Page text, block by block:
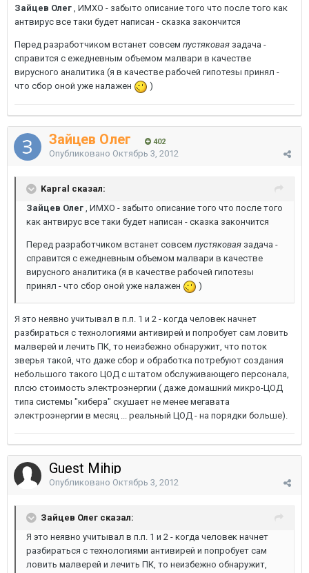
Зайцев Олег , ИМХО - забыто описание того что после того как
антвирус все таки будет написан - сказка закончится
Перед разработчиком встанет совсем пустяковая задача -
справится с ежедневным объемом малвари в качестве
вирусного аналитика (я в качестве рабочей гипотезы принял -
что сбор оной уже налажен
)
Зайцев Олег 402
Опубликовано Октябрь 3, 2012
Kapral сказал:
Зайцев Олег , ИМХО - забыто описание того что после того
как антвирус все таки будет написан - сказка закончится
Перед разработчиком встанет совсем пустяковая задача -
справится с ежедневным объемом малвари в качестве
вирусного аналитика (я в качестве рабочей гипотезы
принял - что сбор оной уже налажен
)
Я это неявно учитывал в п.п. 1 и 2 - когда человек начнет
разбираться с технологиями антивирей и попробует сам ловить
малверей и лечить ПК, то неизбежно обнаружит, что поток
зверья такой, что даже сбор и обработка потребуют создания
небольшого такого ЦОД с штатом обслуживающего персонала,
плсю стоимость электроэнергии ( даже домашний микро-ЦОД
типа системы "кибера" скушает не менее мегавата
электроэнергии в месяц ... реальный ЦОД - на порядки больше).
Guest Mihip
Опубликовано Октябрь 3, 2012
Зайцев Олег сказал:
Я это неявно учитывал в п.п. 1 и 2 - когда человек начнет
разбираться с технологиями антивирей и попробует сам
ловить малверей и лечить ПК, то неизбежно обнаружит,